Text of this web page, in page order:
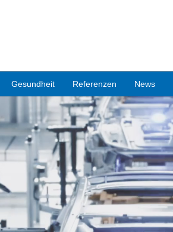
Gesundheit Referenzen News